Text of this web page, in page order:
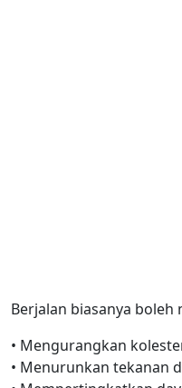
Berjalan biasanya boleh
• Mengurangkan
• Menurunkan tekanan